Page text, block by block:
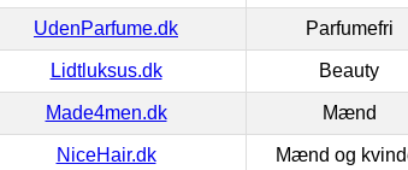
UdenParfume.dk Parfumefri
Lidtluksus.dk Beauty
Made4men.dk Mænd
NiceHair.dk Mænd og